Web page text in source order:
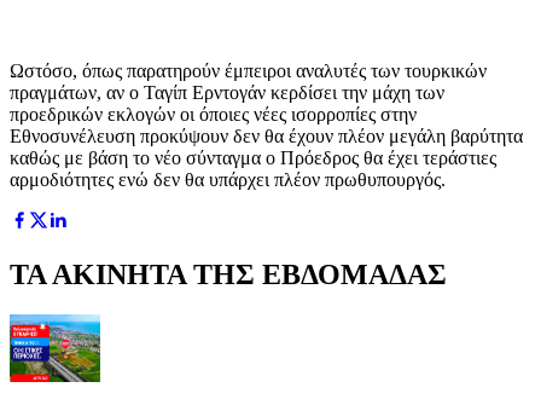
Ωστόσο, όπως παρατηρούν έμπειροι αναλυτές των τουρκικών
πραγμάτων, αν ο Ταγίπ Ερντογάν κερδίσει την μάχη των
προεδρικών εκλογών οι όποιες νέες ισορροπίες στην
Εθνοσυνέλευση προκύψουν δεν θα έχουν πλέον μεγάλη βαρύτητα
καθώς με βάση το νέο σύνταγμα ο Πρόεδρος θα έχει τεράστιες
αρμοδιότητες ενώ δεν θα υπάρχει πλέον πρωθυπουργός.
ΤΑ ΑΚΙΝΗΤΑ ΤΗΣ ΕΒΔΟΜΑΔΑΣ